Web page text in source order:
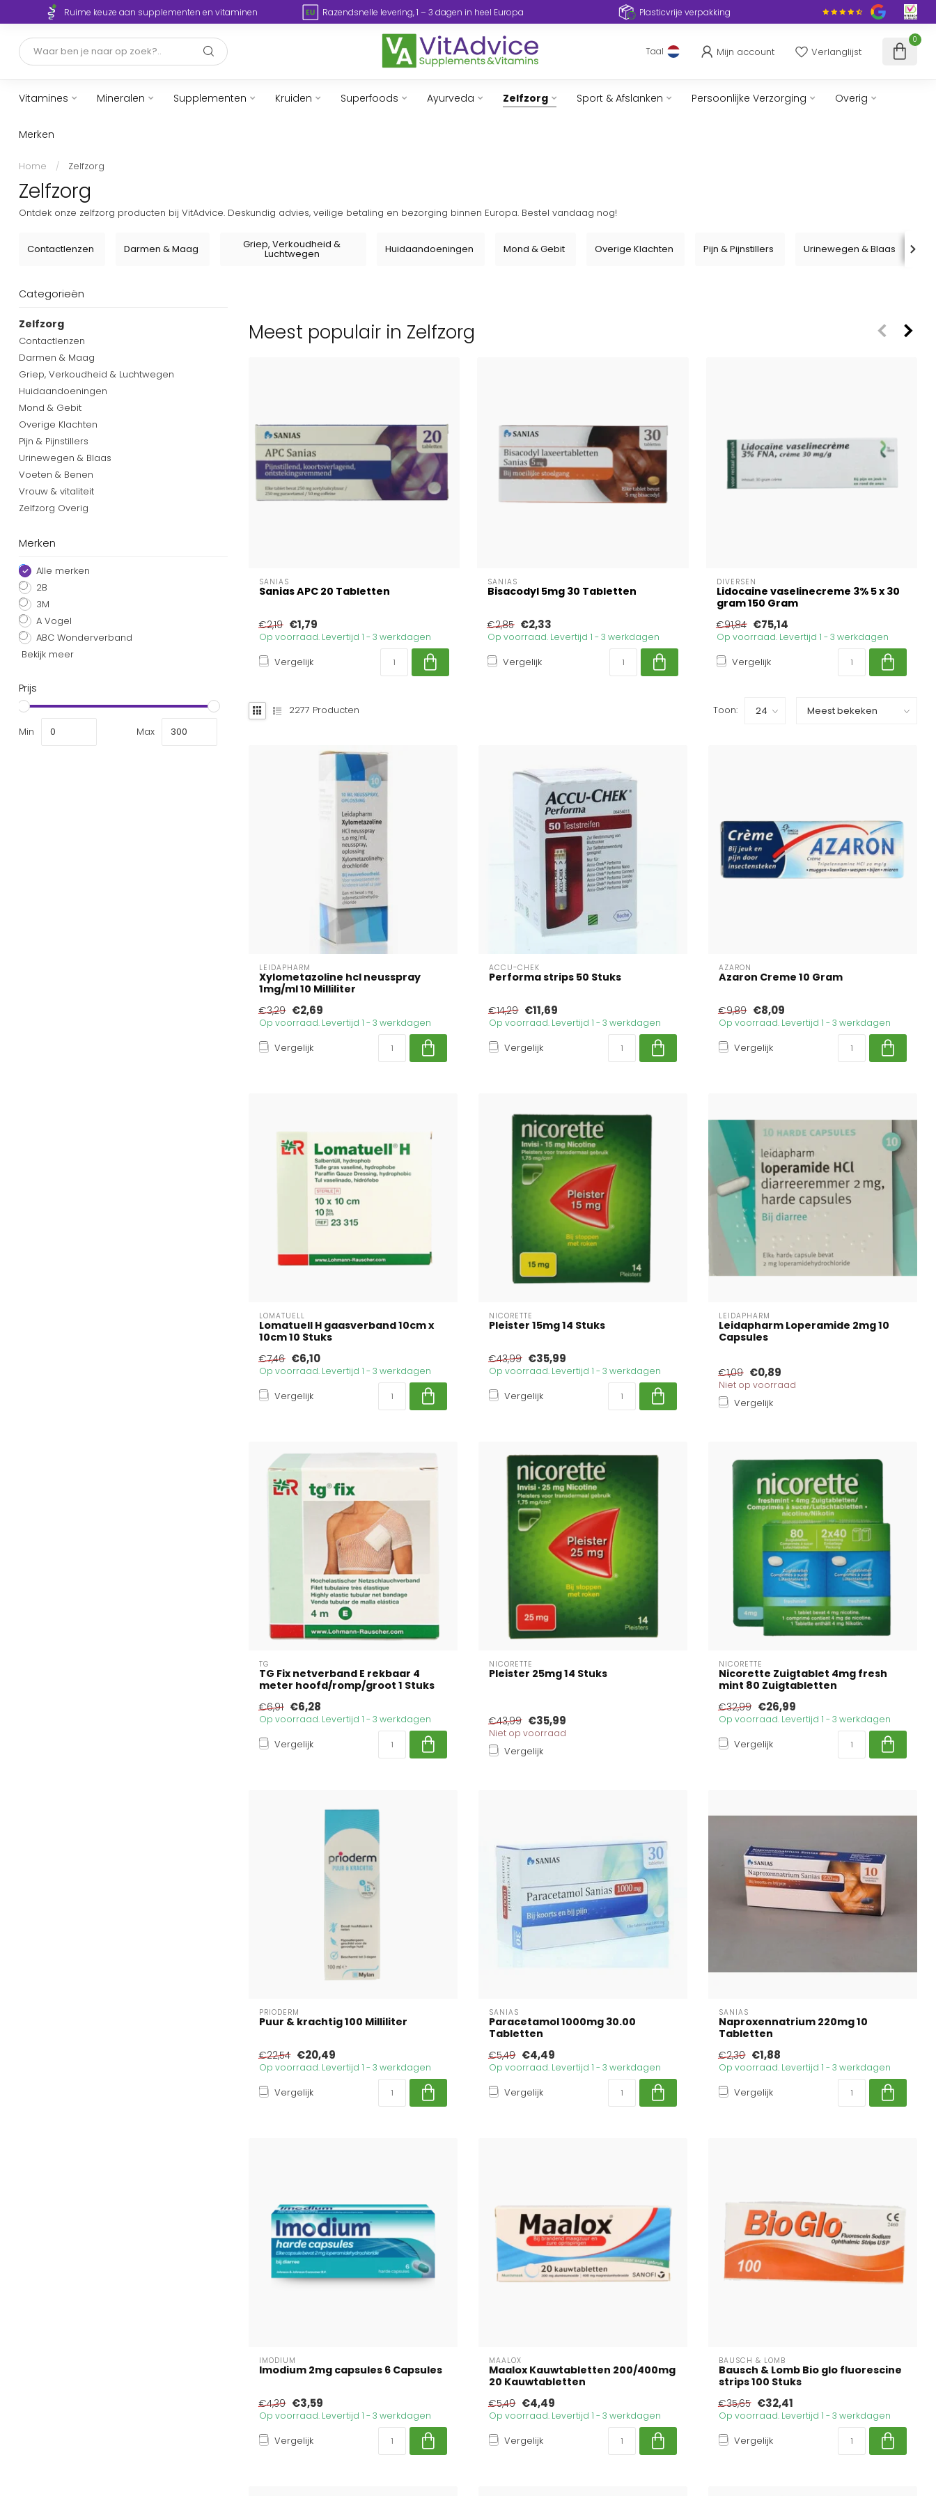
Ruime keuze aan supplementen en vitaminen Razendsnelle levering, 1 – 3 dagen in heel Europa Plasticvrije verpakking
Taal Mijn account Verlanglijst
0
Vitamines Mineralen Supplementen Kruiden Superfoods Ayurveda Zelfzorg Sport & Afslanken Persoonlijke Verzorging Overig
Merken
Home / Zelfzorg
Zelfzorg
Ontdek onze zelfzorg producten bij VitAdvice. Deskundig advies, veilige betaling en bezorging binnen Europa. Bestel vandaag nog!
Contactlenzen Darmen & Maag Griep, Verkoudheid &
Luchtwegen Huidaandoeningen Mond & Gebit Overige Klachten Pijn & Pijnstillers Urinewegen & Blaas
Categorieën
Zelfzorg
Contactlenzen
Darmen & Maag
Griep, Verkoudheid & Luchtwegen
Huidaandoeningen
Mond & Gebit
Overige Klachten
Pijn & Pijnstillers
Urinewegen & Blaas
Voeten & Benen
Vrouw & vitaliteit
Zelfzorg Overig
Merken
Alle merken
2B
3M
A Vogel
ABC Wonderverband
Bekijk meer
Prijs
Min Max
Meest populair in Zelfzorg
SANIAS
Sanias APC 20 Tabletten
€2,19 €1,79
Op voorraad. Levertijd 1 - 3 werkdagen
Vergelijk
SANIAS
Bisacodyl 5mg 30 Tabletten
€2,85 €2,33
Op voorraad. Levertijd 1 - 3 werkdagen
Vergelijk
DIVERSEN
Lidocaine vaselinecreme 3% 5 x 30
gram 150 Gram
€91,84 €75,14
Op voorraad. Levertijd 1 - 3 werkdagen
Vergelijk
2277 Producten Toon:
LEIDAPHARM
Xylometazoline hcl neusspray
1mg/ml 10 Milliliter
€3,29 €2,69
Op voorraad. Levertijd 1 - 3 werkdagen
Vergelijk
ACCU-CHEK
Performa strips 50 Stuks
€14,29 €11,69
Op voorraad. Levertijd 1 - 3 werkdagen
Vergelijk
AZARON
Azaron Creme 10 Gram
€9,89 €8,09
Op voorraad. Levertijd 1 - 3 werkdagen
Vergelijk
LOMATUELL
Lomatuell H gaasverband 10cm x
10cm 10 Stuks
€7,46 €6,10
Op voorraad. Levertijd 1 - 3 werkdagen
Vergelijk
NICORETTE
Pleister 15mg 14 Stuks
€43,99 €35,99
Op voorraad. Levertijd 1 - 3 werkdagen
Vergelijk
LEIDAPHARM
Leidapharm Loperamide 2mg 10
Capsules
€1,09 €0,89
Niet op voorraad
Vergelijk
TG
TG Fix netverband E rekbaar 4
meter hoofd/romp/groot 1 Stuks
€6,91 €6,28
Op voorraad. Levertijd 1 - 3 werkdagen
Vergelijk
NICORETTE
Pleister 25mg 14 Stuks
€43,99 €35,99
Niet op voorraad
Vergelijk
NICORETTE
Nicorette Zuigtablet 4mg fresh
mint 80 Zuigtabletten
€32,99 €26,99
Op voorraad. Levertijd 1 - 3 werkdagen
Vergelijk
PRIODERM
Puur & krachtig 100 Milliliter
€22,54 €20,49
Op voorraad. Levertijd 1 - 3 werkdagen
Vergelijk
SANIAS
Paracetamol 1000mg 30.00
Tabletten
€5,49 €4,49
Op voorraad. Levertijd 1 - 3 werkdagen
Vergelijk
SANIAS
Naproxennatrium 220mg 10
Tabletten
€2,30 €1,88
Op voorraad. Levertijd 1 - 3 werkdagen
Vergelijk
IMODIUM
Imodium 2mg capsules 6 Capsules
€4,39 €3,59
Op voorraad. Levertijd 1 - 3 werkdagen
Vergelijk
MAALOX
Maalox Kauwtabletten 200/400mg
20 Kauwtabletten
€5,49 €4,49
Op voorraad. Levertijd 1 - 3 werkdagen
Vergelijk
BAUSCH & LOMB
Bausch & Lomb Bio glo fluorescine
strips 100 Stuks
€35,65 €32,41
Op voorraad. Levertijd 1 - 3 werkdagen
Vergelijk